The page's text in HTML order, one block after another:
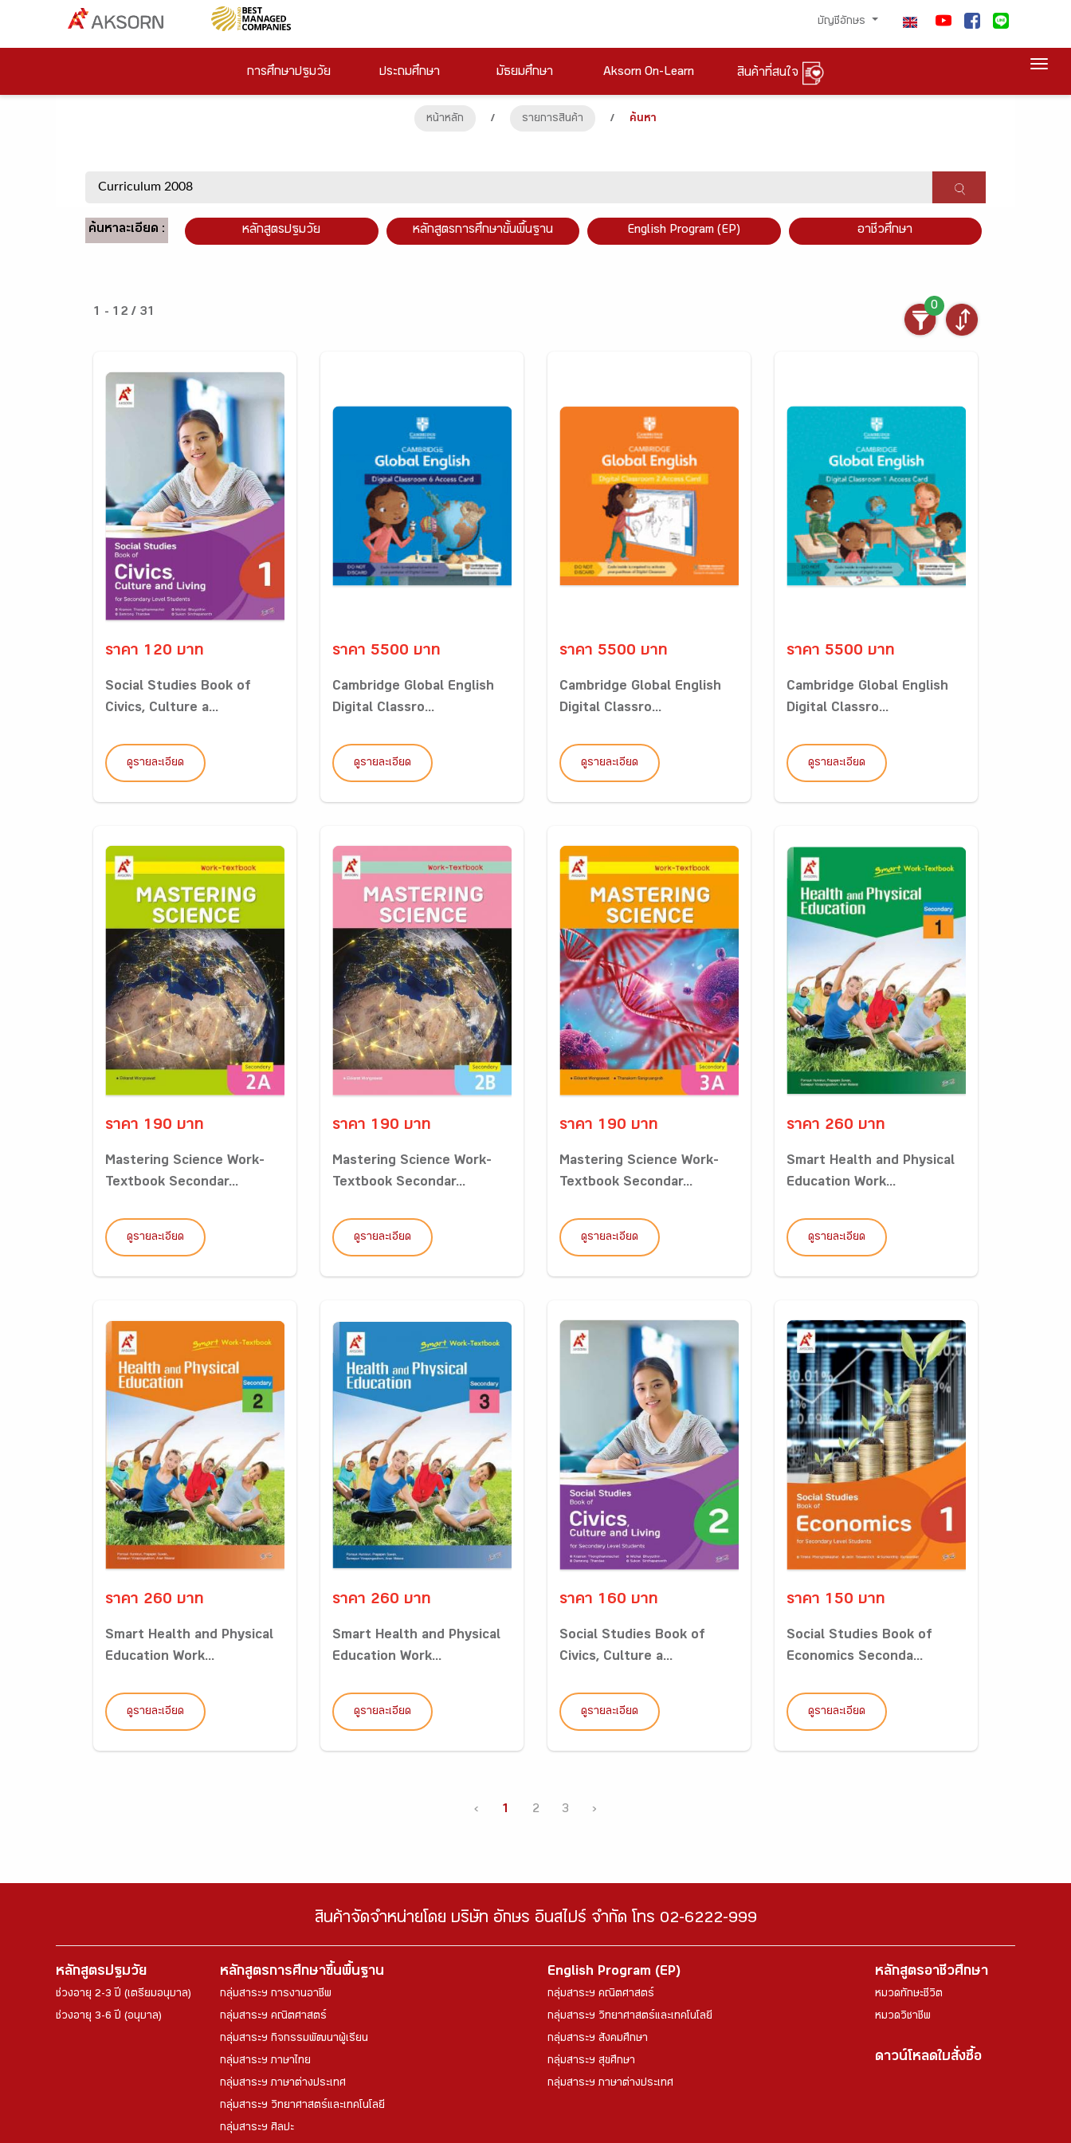
บัญชีอักษร
การศึกษาปฐมวัย ประถมศึกษา มัธยมศึกษา Aksorn On-Learn สินค้าที่สนใจ
หน้าหลัก / รายการสินค้า / ค้นหา
ค้นหาละเอียด : หลักสูตรปฐมวัย หลักสูตรการศึกษาขั้นพื้นฐาน English Program (EP) อาชีวศึกษา
1 - 12 / 31
0
ราคา 120 บาท
Social Studies Book of
Civics, Culture a...
ดูรายละเอียด
ราคา 5500 บาท
Cambridge Global English
Digital Classro...
ดูรายละเอียด
ราคา 5500 บาท
Cambridge Global English
Digital Classro...
ดูรายละเอียด
ราคา 5500 บาท
Cambridge Global English
Digital Classro...
ดูรายละเอียด
ราคา 190 บาท
Mastering Science Work-
Textbook Secondar...
ดูรายละเอียด
ราคา 190 บาท
Mastering Science Work-
Textbook Secondar...
ดูรายละเอียด
ราคา 190 บาท
Mastering Science Work-
Textbook Secondar...
ดูรายละเอียด
ราคา 260 บาท
Smart Health and Physical
Education Work...
ดูรายละเอียด
ราคา 260 บาท
Smart Health and Physical
Education Work...
ดูรายละเอียด
ราคา 260 บาท
Smart Health and Physical
Education Work...
ดูรายละเอียด
ราคา 160 บาท
Social Studies Book of
Civics, Culture a...
ดูรายละเอียด
ราคา 150 บาท
Social Studies Book of
Economics Seconda...
ดูรายละเอียด
‹ 1 2 3 ›
สินค้าจัดจำหน่ายโดย บริษัท อักษร อินสไปร์ จำกัด โทร 02-6222-999
หลักสูตรปฐมวัย
ช่วงอายุ 2-3 ปี (เตรียมอนุบาล)
ช่วงอายุ 3-6 ปี (อนุบาล)
หลักสูตรการศึกษาขึ้นพื้นฐาน
กลุ่มสาระฯ การงานอาชีพ
กลุ่มสาระฯ คณิตศาสตร์
กลุ่มสาระฯ กิจกรรมพัฒนาผู้เรียน
กลุ่มสาระฯ ภาษาไทย
กลุ่มสาระฯ ภาษาต่างประเทศ
กลุ่มสาระฯ วิทยาศาสตร์และเทคโนโลยี
กลุ่มสาระฯ ศิลปะ
English Program (EP)
กลุ่มสาระฯ คณิตศาสตร์
กลุ่มสาระฯ วิทยาศาสตร์และเทคโนโลยี
กลุ่มสาระฯ สังคมศึกษา
กลุ่มสาระฯ สุขศึกษา
กลุ่มสาระฯ ภาษาต่างประเทศ
หลักสูตรอาชีวศึกษา
หมวดทักษะชีวิต
หมวดวิชาชีพ
ดาวน์โหลดใบสั่งซื้อ